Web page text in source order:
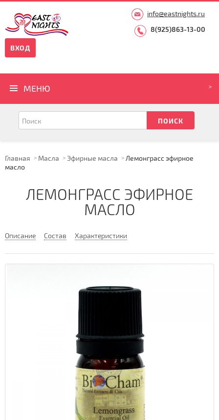
info@eastnights.ru
8(925)863-13-00
ВХОД
МЕНЮ
Главная Масла Эфирные масла
Лемонграсс эфирное
масло
ЛЕМОНГРАСС ЭФИРНОЕ
МАСЛО
Описание Состав Характеристики